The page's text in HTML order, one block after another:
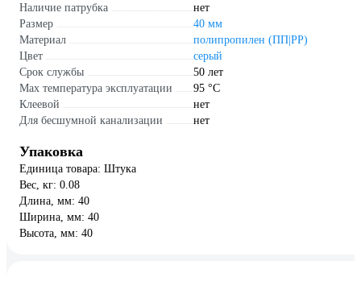
Наличие патрубка
нет
Размер
40 мм
Материал
полипропилен (ПП|PP)
Цвет
серый
Срок службы
50 лет
Max температура эксплуатации
95 °С
Клеевой
нет
Для бесшумной канализации
нет
Упаковка
Единица товара: Штука
Вес, кг: 0.08
Длина, мм: 40
Ширина, мм: 40
Высота, мм: 40